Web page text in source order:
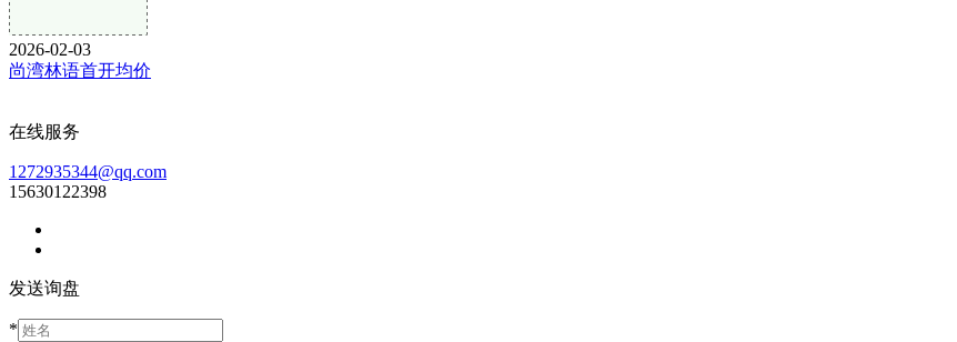
2026-02-03
尚湾林语首开均价
在线服务
1272935344@qq.com
15630122398
发送询盘
*